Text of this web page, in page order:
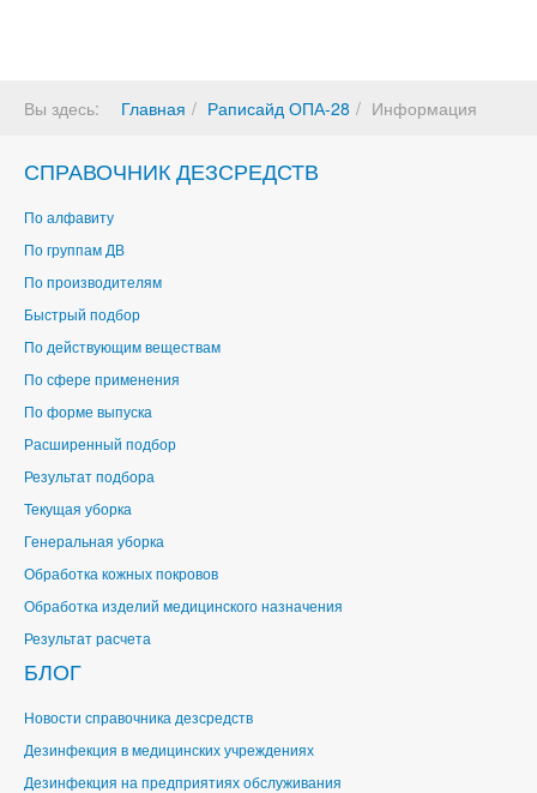
Вы здесь: Главная Раписайд ОПА-28 Информация
СПРАВОЧНИК ДЕЗСРЕДСТВ
По алфавиту
По группам ДВ
По производителям
Быстрый подбор
По действующим веществам
По сфере применения
По форме выпуска
Расширенный подбор
Результат подбора
Текущая уборка
Генеральная уборка
Обработка кожных покровов
Обработка изделий медицинского назначения
Результат расчета
БЛОГ
Новости справочника дезсредств
Дезинфекция в медицинских учреждениях
Дезинфекция на предприятиях обслуживания